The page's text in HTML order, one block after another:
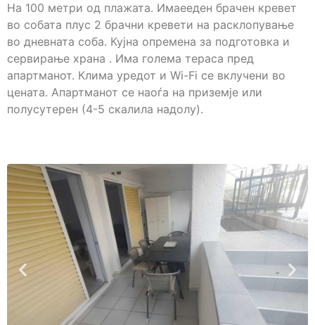
На 100 метри од плажата. Имаееден брачен кревет
во собата плус 2 брачни кревети на расклопување
во дневната соба. Кујна опремена за подготовка и
сервирање храна . Има голема тераса пред
апартманот. Клима уредот и Wi-Fi се вклучени во
цената. Апартманот се наоѓа на приземје или
полусутерен (4-5 скалила надолу).